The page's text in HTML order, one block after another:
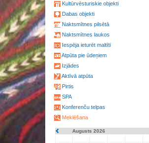
Kultūrvēsturiskie objekti
Dabas objekti
Naktsmītnes pilsētā
Naktsmītnes laukos
Iespēja ieturēt maltīti
Atpūta pie ūdeņiem
Izjādes
Aktīvā atpūta
Pirtis
SPA
Konferenču telpas
Meklēšana
Augusts 2026